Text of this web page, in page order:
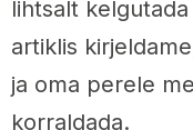
lihtsalt
artiklis
ja oma perele
korraldada.